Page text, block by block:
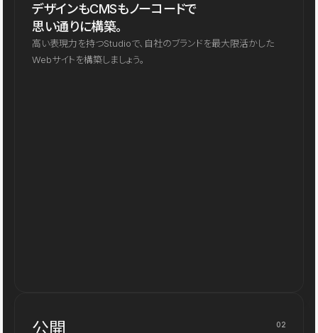
デザインもCMSもノーコードで
思い通りに構築。
高い表現力を持つStudioで、自社のブランドを最大限活かした
Webサイトを構築しましょう。
公開 02